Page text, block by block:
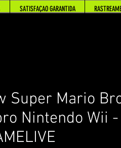
Super Mario
Nintendo Wii
SATISFAÇAO GARANTIDA